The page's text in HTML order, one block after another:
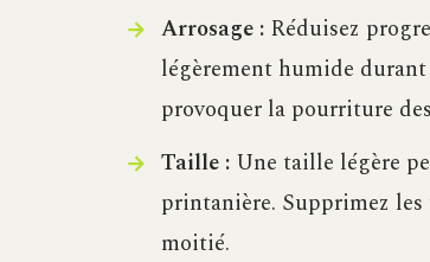
Arrosage :Réduisez
légèrement humide
provoquer la pourriture
Taille :Une taille légère
printanière. Supprimez les
moitié.